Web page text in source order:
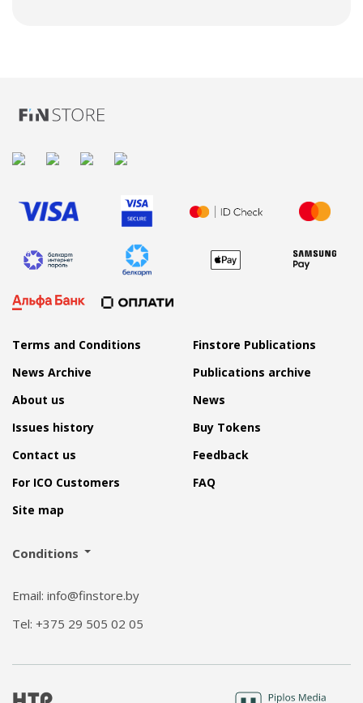
Terms and Conditions
Finstore Publications
News Archive
Publications archive
About us
News
Issues history
Buy Tokens
Contact us
Feedback
For ICO Customers
FAQ
Site map
Conditions
Email: info@finstore.by
Tel: +375 29 505 02 05